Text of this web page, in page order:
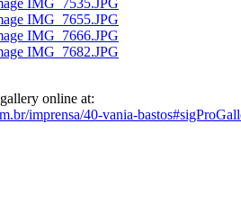
online at:
imprensa/40-vania-